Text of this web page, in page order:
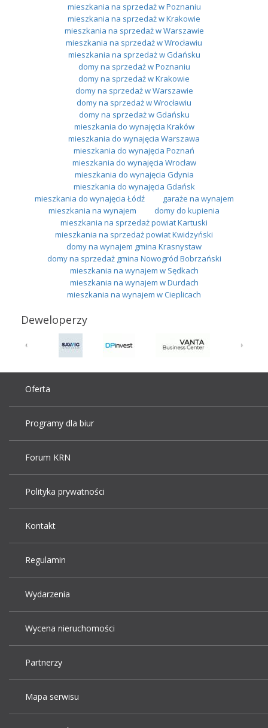
mieszkania na sprzedaż w Poznaniu
mieszkania na sprzedaż w Krakowie
mieszkania na sprzedaż w Warszawie
mieszkania na sprzedaż w Wrocławiu
mieszkania na sprzedaż w Gdańsku
domy na sprzedaż w Poznaniu
domy na sprzedaż w Krakowie
domy na sprzedaż w Warszawie
domy na sprzedaż w Wrocławiu
domy na sprzedaż w Gdańsku
mieszkania do wynajęcia Kraków
mieszkania do wynajęcia Warszawa
mieszkania do wynajęcia Poznań
mieszkania do wynajęcia Wrocław
mieszkania do wynajęcia Gdynia
mieszkania do wynajęcia Gdańsk
mieszkania do wynajęcia Łódź
garaże na wynajem
mieszkania na wynajem
domy do kupienia
mieszkania na sprzedaż powiat Kartuski
mieszkania na sprzedaż powiat Kwidzyński
domy na wynajem gmina Krasnystaw
domy na sprzedaż gmina Nowogród Bobrzański
mieszkania na wynajem w Sędkach
mieszkania na wynajem w Durdach
mieszkania na wynajem w Cieplicach
Deweloperzy
Oferta
Programy dla biur
Forum KRN
Polityka prywatności
Kontakt
Regulamin
Wydarzenia
Wycena nieruchomości
Partnerzy
Mapa serwisu